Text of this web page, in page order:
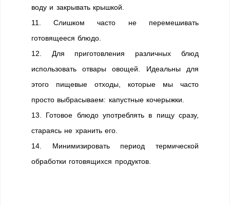
воду и закрывать крышкой.
11. Слишком часто не перемешивать
готовящееся блюдо.
12. Для приготовления различных блюд
использовать отвары овощей. Идеальны для
этого пищевые отходы, которые мы часто
просто выбрасываем: капустные кочерыжки.
13. Готовое блюдо употреблять в пищу сразу,
стараясь не хранить его.
14. Минимизировать период термической
обработки готовящихся продуктов.